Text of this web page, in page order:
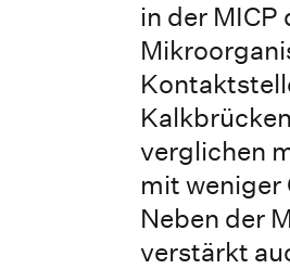
in der
verglichen
mit weniger
Neben der
verstärkt